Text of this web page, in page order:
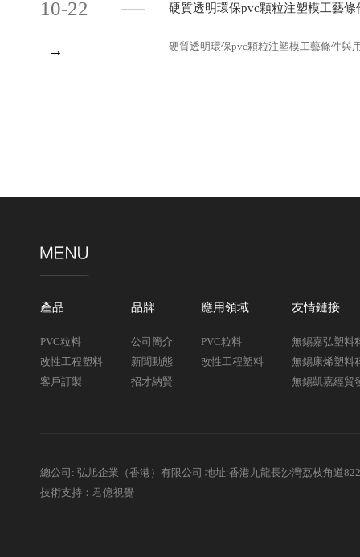
10-22
→
硬質透明環保pvc顆粒注塑模工藝條
硬質透明環保pvc顆粒注塑模工藝條件與
產品
PVC粒料
改性工程塑料
客戶訂製
品牌
公司簡介
新聞動態
招才納賢
應用領域
PVC粒料
改性工程塑料
友情鏈接
無錫嘉弘塑料
無錫康烯塑料
無錫凱嘉經貿
總公司: 弘旭企業（香港）有限公司 地址:香港九龍長沙灣荔枝角道
技術支持：君億視覺